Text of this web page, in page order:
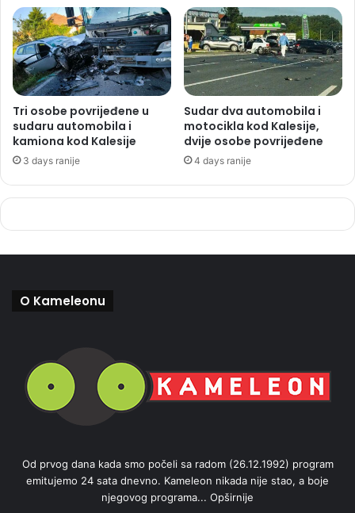
Tri osobe povrijeđene u
sudaru automobila i
kamiona kod Kalesije
3 days ranije
Sudar dva automobila i
motocikla kod Kalesije,
dvije osobe povrijeđene
4 days ranije
O Kameleonu
Od prvog dana kada smo počeli sa radom (26.12.1992) program
emitujemo 24 sata dnevno. Kameleon nikada nije stao, a boje
njegovog programa... Opširnije